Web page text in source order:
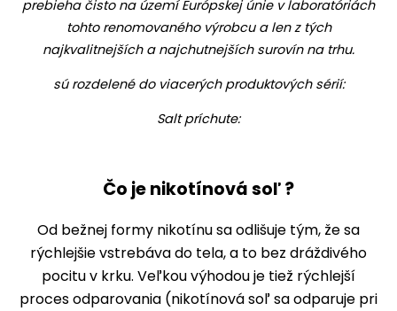
prebieha čisto na území Európskej únie v laboratóriách
tohto renomovaného výrobcu a len z tých
najkvalitnejších a najchutnejších surovín na trhu.
sú rozdelené do viacerých produktových sérií:
Salt príchute:
Čo je nikotínová soľ ?
Od bežnej formy nikotínu sa odlišuje tým, že sa
rýchlejšie vstrebáva do tela, a to bez dráždivého
pocitu v krku. Veľkou výhodou je tiež rýchlejší
proces odparovania (nikotínová soľ sa odparuje pri